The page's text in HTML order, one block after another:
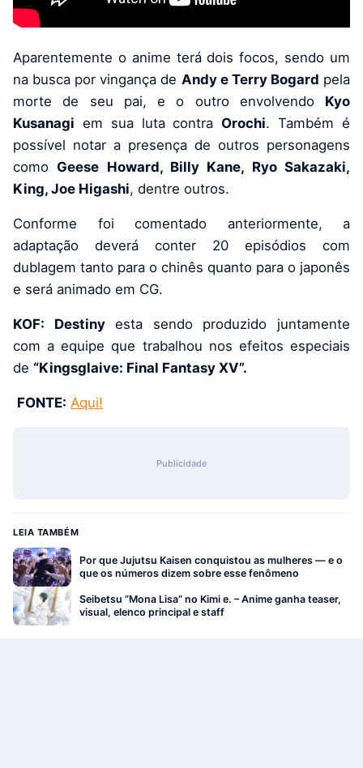
Aparentemente o anime terá dois focos, sendo um
na busca por vingança de Andy e Terry Bogard pela
morte de seu pai, e o outro envolvendo Kyo
Kusanagi em sua luta contra Orochi. Também é
possível notar a presença de outros personagens
como Geese Howard, Billy Kane, Ryo Sakazaki,
King, Joe Higashi, dentre outros.
Conforme foi comentado anteriormente, a
adaptação deverá conter 20 episódios com
dublagem tanto para o chinês quanto para o japonês
e será animado em CG.
KOF: Destinyesta sendo produzido juntamente
com a equipe que trabalhou nos efeitos especiais
de “Kingsglaive: Final Fantasy XV”.
FONTE: Aqui!
Publicidade
LEIA TAMBÉM
Por que Jujutsu Kaisen conquistou as mulheres — e o
que os números dizem sobre esse fenômeno
Seibetsu “Mona Lisa” no Kimi e. – Anime ganha teaser,
visual, elenco principal e staff